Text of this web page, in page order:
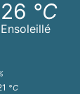
Ensoleillé
26 °C
°C